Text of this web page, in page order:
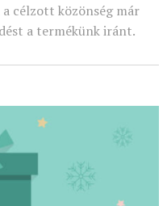
a célzott közönség már
a termékünk iránt.